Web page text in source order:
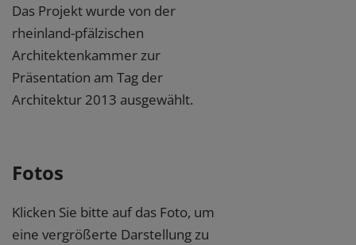
Das Projekt wurde von der
rheinland-pfälzischen
Architektenkammer zur
Präsentation am Tag der
Architektur 2013 ausgewählt.
Fotos
Klicken Sie bitte auf das Foto, um
eine vergrößerte Darstellung zu